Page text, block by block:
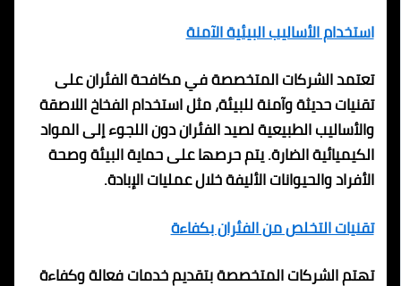
استخدام الأساليب البيئية الآمنة
تعتمد الشركات المتخصصة في مكافحة الفئران على
تقنيات حديثة وآمنة للبيئة، مثل استخدام الفخاخ اللاصقة
والأساليب الطبيعية لصيد الفئران دون اللجوء إلى المواد
الكيميائية الضارة. يتم حرصها على حماية البيئة وصحة
الأفراد والحيوانات الأليفة خلال عمليات الإبادة.
تقنيات التخلص من الفئران بكفاءة
تهتم الشركات المتخصصة بتقديم خدمات فعالة وكفاءة